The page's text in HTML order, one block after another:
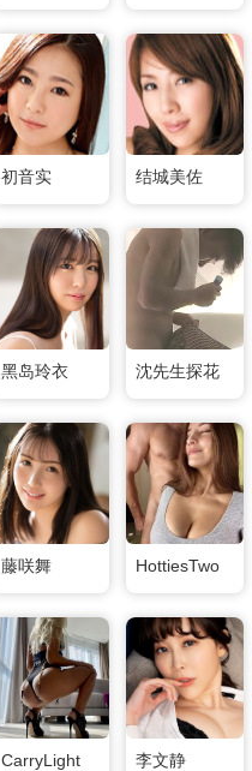
初音实 结城美佐
黑岛玲衣 沈先生探花
藤咲舞 HottiesTwo
CarryLight 李文静